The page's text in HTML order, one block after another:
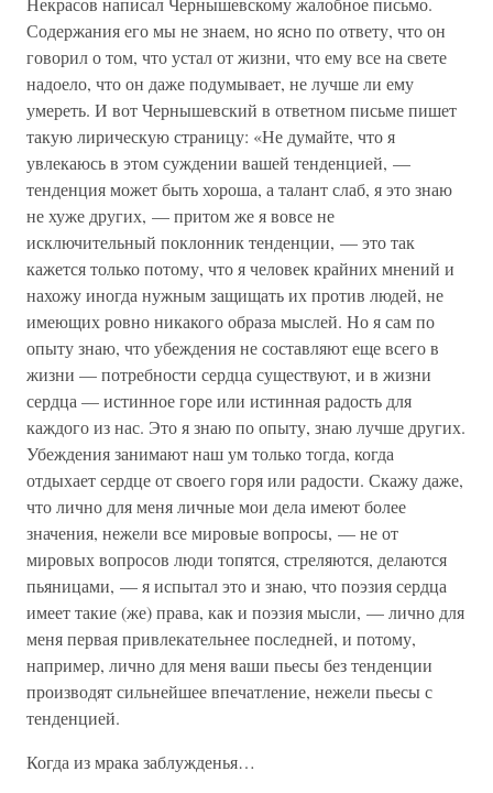
Содержания его мы не знаем, но ясно по ответу, что он
говорил о том, что устал от жизни, что ему все на свете
надоело, что он даже подумывает, не лучше ли ему
умереть. И вот Чернышевский в ответном письме пишет
такую лирическую страницу: «Не думайте, что я
увлекаюсь в этом суждении вашей тенденцией, —
тенденция может быть хороша, а талант слаб, я это знаю
не хуже других, — притом же я вовсе не
исключительный поклонник тенденции, — это так
кажется только потому, что я человек крайних мнений и
нахожу иногда нужным защищать их против людей, не
имеющих ровно никакого образа мыслей. Но я сам по
опыту знаю, что убеждения не составляют еще всего в
жизни — потребности сердца существуют, и в жизни
сердца — истинное горе или истинная радость для
каждого из нас. Это я знаю по опыту, знаю лучше других.
Убеждения занимают наш ум только тогда, когда
отдыхает сердце от своего горя или радости. Скажу даже,
что лично для меня личные мои дела имеют более
значения, нежели все мировые вопросы, — не от
мировых вопросов люди топятся, стреляются, делаются
пьяницами, — я испытал это и знаю, что поэзия сердца
имеет такие (же) права, как и поэзия мысли, — лично для
меня первая привлекательнее последней, и потому,
например, лично для меня ваши пьесы без тенденции
производят сильнейшее впечатление, нежели пьесы с
тенденцией.
Когда из мрака заблужденья…